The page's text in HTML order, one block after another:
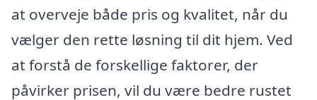
at overveje både pris og kvalitet, når du
vælger den rette løsning til dit hjem. Ved
at forstå de forskellige faktorer, der
påvirker prisen, vil du være bedre rustet